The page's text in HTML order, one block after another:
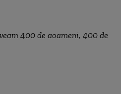
400 de aoameni, 400 de